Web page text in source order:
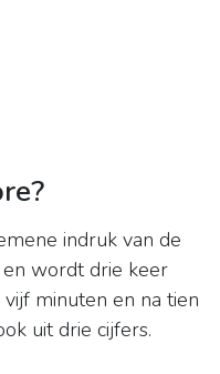
indruk van de
wordt drie keer
minuten en na tien
uit drie cijfers.